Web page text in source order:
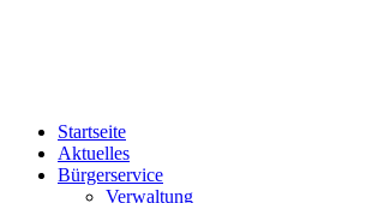
Startseite
Aktuelles
Bürgerservice
Verwaltung